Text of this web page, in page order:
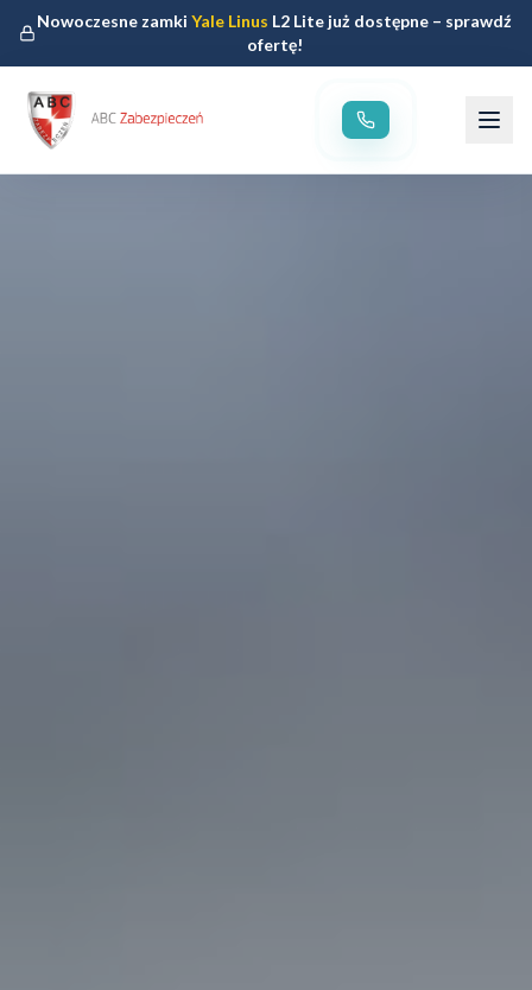
Nowoczesne zamkiYale Linus L2 Lite już dostępne – sprawdź
ofertę!